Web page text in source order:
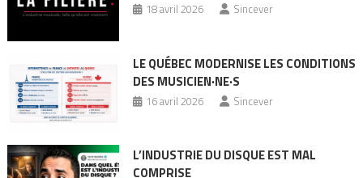
18 avril 2026 Sincever
LE QUÉBEC MODERNISE LES CONDITIONS
DES MUSICIEN·NE·S
16 avril 2026 Sincever
L’INDUSTRIE DU DISQUE EST MAL
COMPRISE